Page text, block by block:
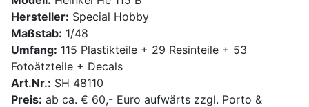
Hersteller: Special Hobby
Maßstab: 1/48
Umfang: 115 Plastikteile + 29 Resinteile + 53
Fotoätzteile + Decals
Art.Nr.: SH 48110
Preis: ab ca. € 60,- Euro aufwärts zzgl. Porto &